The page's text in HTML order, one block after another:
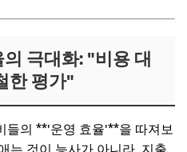
극대화: "비용 대
한 평가"
들의 **'운영 효율'**을 따져보